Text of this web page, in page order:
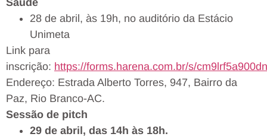
Saúde
28 de abril, às 19h, no auditório da Estácio
Unimeta
Link para
inscrição: https://forms.harena.com.br/s/
Endereço: Estrada Alberto Torres, 947, Bairro da
Paz, Rio Branco-AC.
Sessão de pitch
29 de abril, das 14h às 18h.